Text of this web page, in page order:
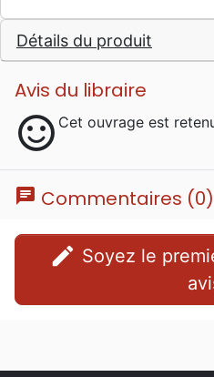
Détails du produit
Avis du libraire
sentiment_satisfied Cet ouvrage est
chat Commentaires (0)
edit